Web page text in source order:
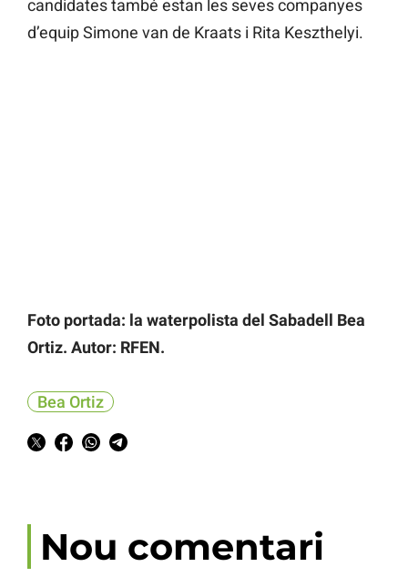
candidates també estan les seves companyes
d’equip Simone van de Kraats i Rita Keszthelyi.
Foto portada: la waterpolista del Sabadell Bea
Ortiz. Autor: RFEN.
Bea Ortiz
Nou comentari